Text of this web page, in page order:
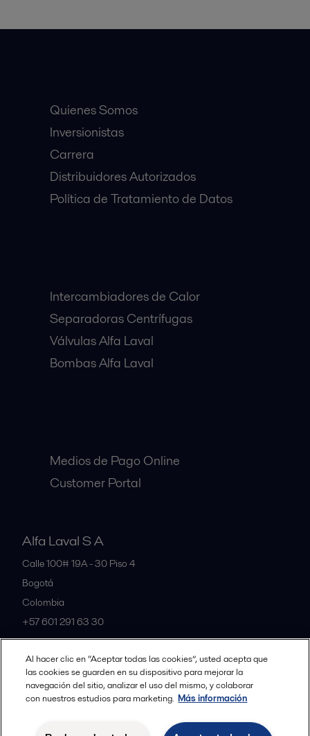
Quienes Somos
Inversionistas
Carrera
Distribuidores Autorizados
Política de Tratamiento de Datos
Intercambiadores de Calor
Separadoras Centrífugas
Válvulas Alfa Laval
Bombas Alfa Laval
Medios de Pago Online
Customer Portal
Alfa Laval S A
Calle 100# 19A - 30 Piso 4
Bogotá
Colombia
+57 601 291 63 30
All offices and partners
Política de Privacidad Alfa Laval
Política de Cookies
Al hacer clic en “Aceptar todas las cookies”, usted acepta que
las cookies se guarden en su dispositivo para mejorar la
navegación del sitio, analizar el uso del mismo, y colaborar
con nuestros estudios para marketing. Más información